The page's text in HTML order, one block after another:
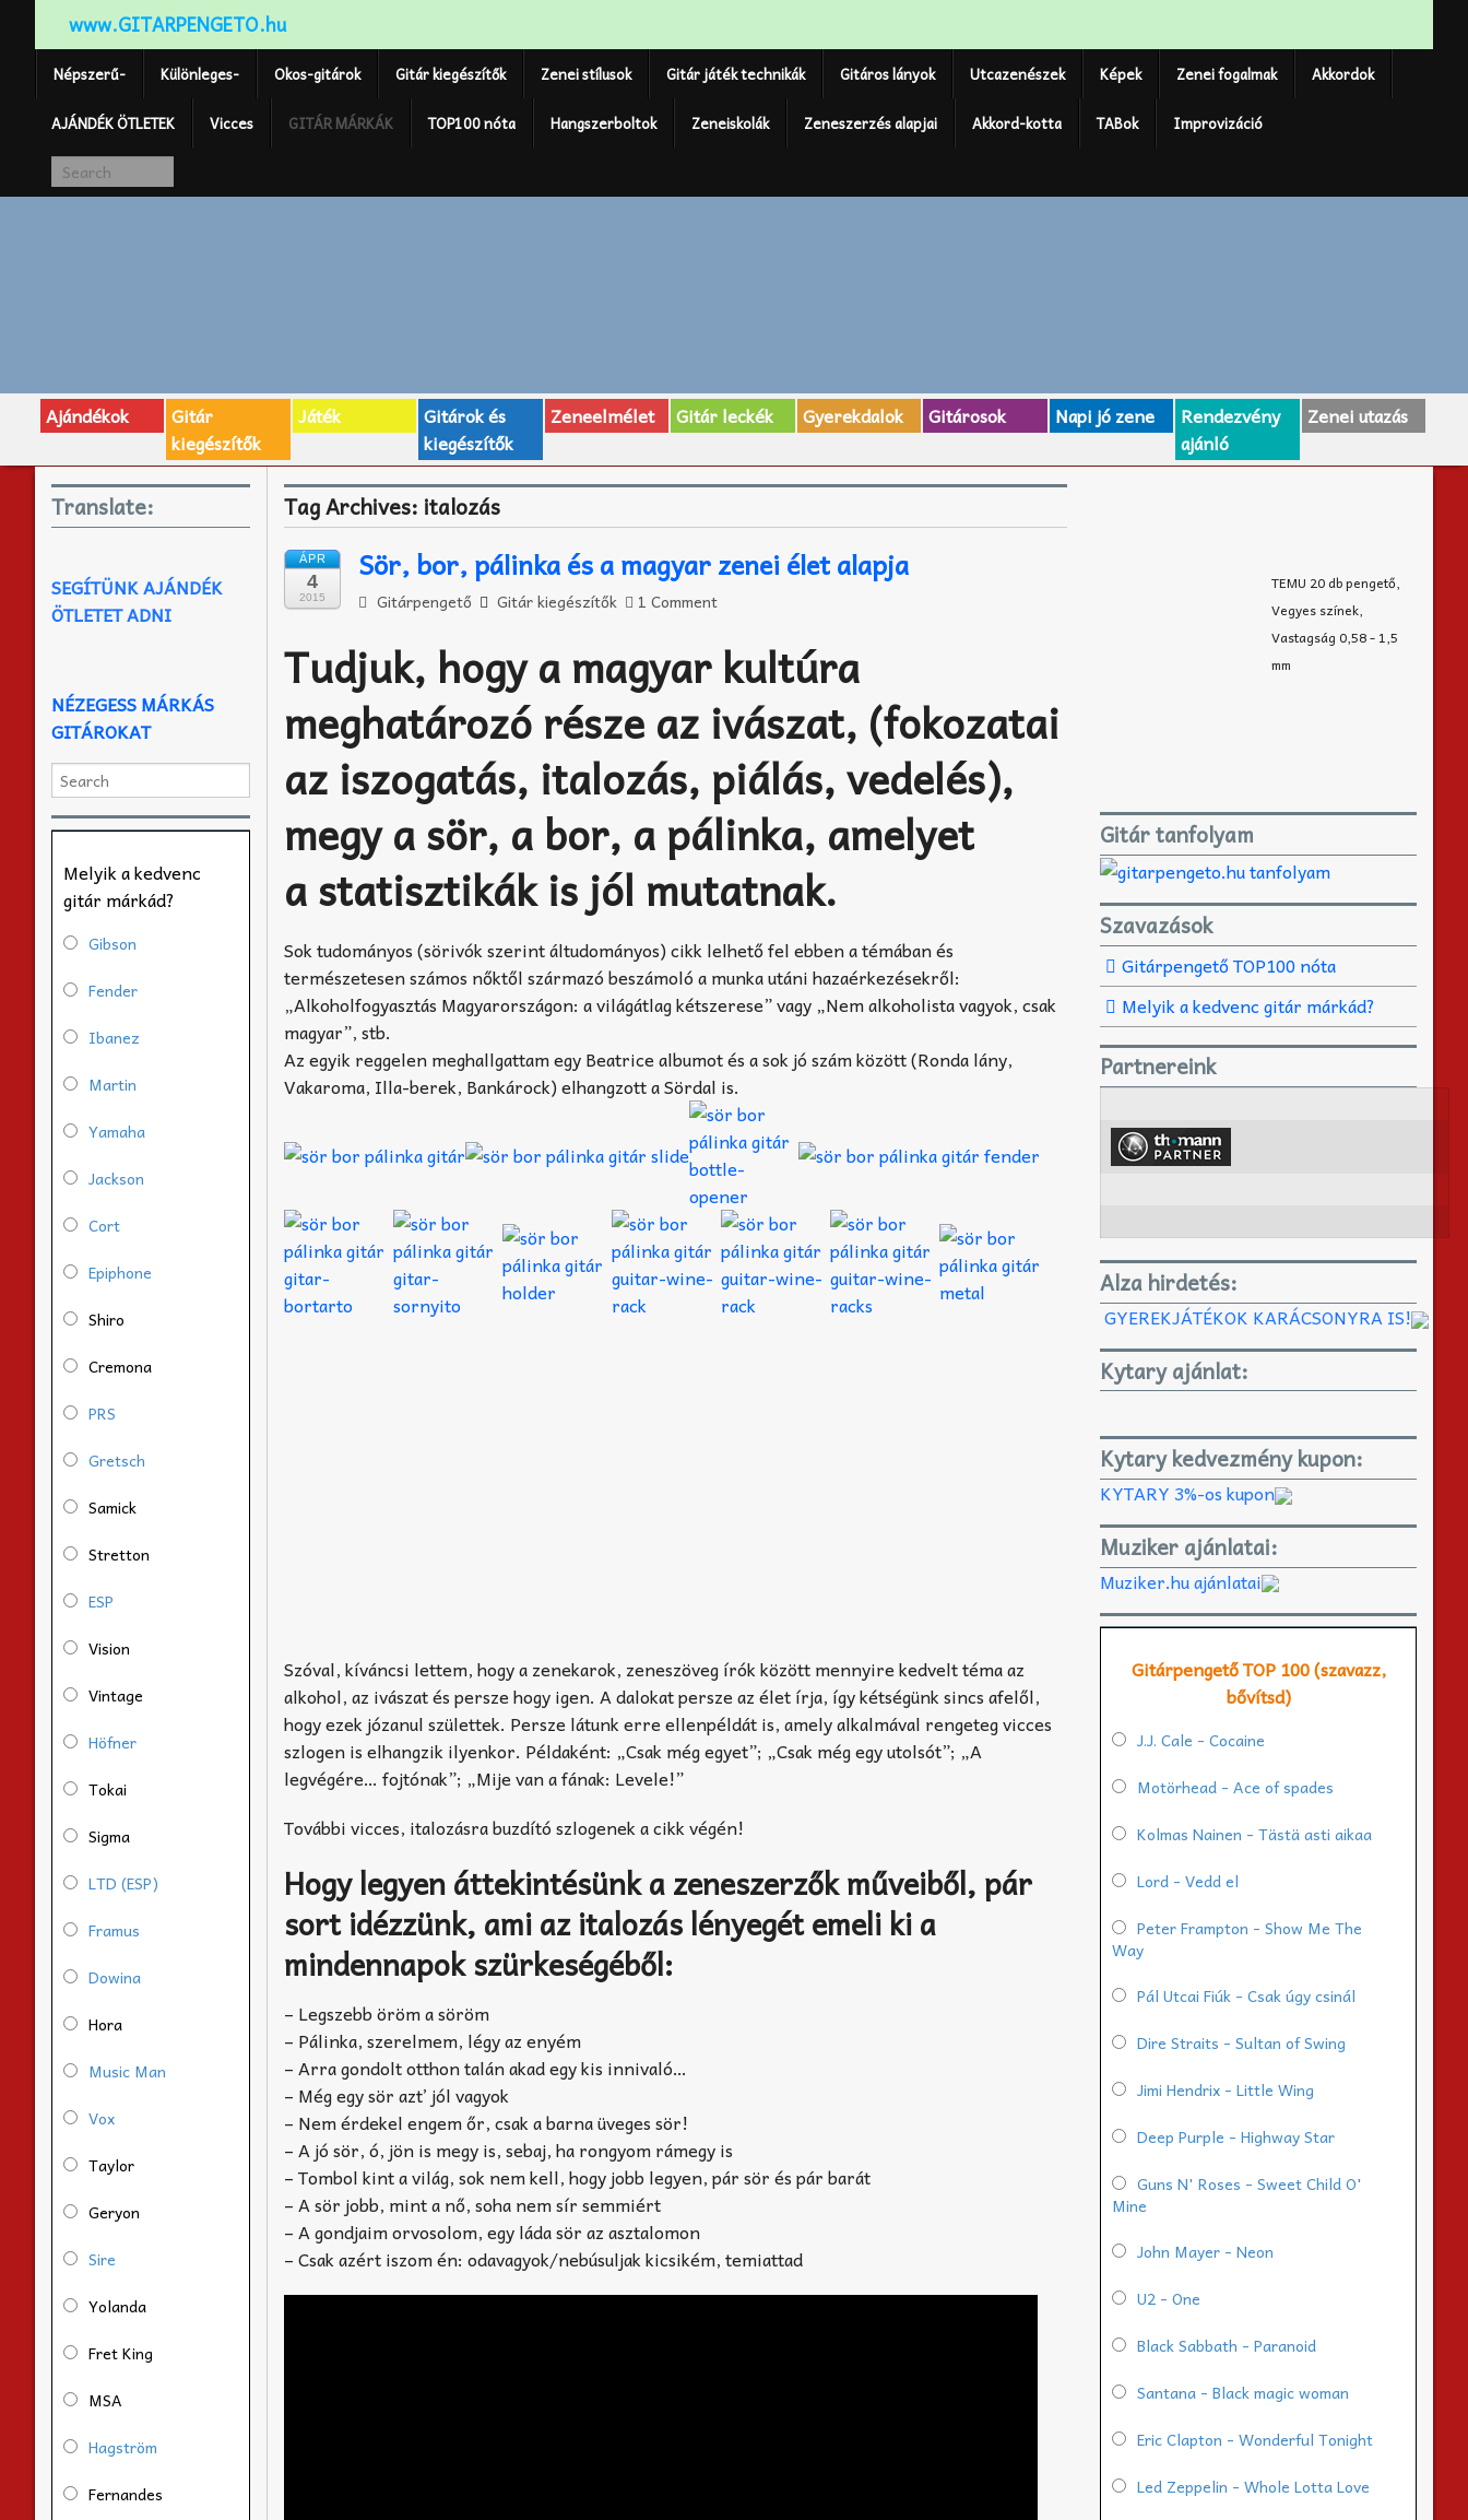
www.GITARPENGETO.hu
Népszerű- Különleges- Okos-gitárok Gitár kiegészítők Zenei stílusok Gitár játék technikák Gitáros lányok Utcazenészek Képek Zenei fogalmak Akkordok
AJÁNDÉK ÖTLETEK Vicces GITÁR MÁRKÁK TOP100 nóta Hangszerboltok Zeneiskolák Zeneszerzés alapjai Akkord-kotta TABok Improvizáció
Ajándékok
Gitár
kiegészítők
Játék
Gitárok és
kiegészítők
Zeneelmélet Gitár leckék Gyerekdalok Gitárosok Napi jó zene
Rendezvény
ajánló
Zenei utazás
Tag Archives: italozás
ÁPR
4
2015
Sör, bor, pálinka és a magyar zenei élet alapja
Gitárpengető Gitár kiegészítők 1 Comment
Tudjuk, hogy a magyar kultúra
meghatározó része az ivászat, (fokozatai
az iszogatás, italozás, piálás, vedelés),
megy a sör, a bor, a pálinka, amelyet
a statisztikák is jól mutatnak.
Sok tudományos (sörivók szerint áltudományos) cikk lelhető fel ebben a témában és
természetesen számos nőktől származó beszámoló a munka utáni hazaérkezésekről:
„Alkoholfogyasztás Magyarországon: a világátlag kétszerese” vagy „Nem alkoholista vagyok, csak
magyar”, stb.
Az egyik reggelen meghallgattam egy Beatrice albumot és a sok jó szám között (Ronda lány,
Vakaroma, Illa-berek, Bankárock) elhangzott a Sördal is.
Szóval, kíváncsi lettem, hogy a zenekarok, zeneszöveg írók között mennyire kedvelt téma az
alkohol, az ivászat és persze hogy igen. A dalokat persze az élet írja, így kétségünk sincs afelől,
hogy ezek józanul születtek. Persze látunk erre ellenpéldát is, amely alkalmával rengeteg vicces
szlogen is elhangzik ilyenkor. Példaként: „Csak még egyet”; „Csak még egy utolsót”; „A
legvégére… fojtónak”; „Mije van a fának: Levele!”
További vicces, italozásra buzdító szlogenek a cikk végén!
Hogy legyen áttekintésünk a zeneszerzők műveiből, pár
sort idézzünk, ami az italozás lényegét emeli ki a
mindennapok szürkeségéből:
– Legszebb öröm a söröm
– Pálinka, szerelmem, légy az enyém
– Arra gondolt otthon talán akad egy kis innivaló…
– Még egy sör azt’ jól vagyok
– Nem érdekel engem őr, csak a barna üveges sör!
– A jó sör, ó, jön is megy is, sebaj, ha rongyom rámegy is
– Tombol kint a világ, sok nem kell, hogy jobb legyen, pár sör és pár barát
– A sör jobb, mint a nő, soha nem sír semmiért
– A gondjaim orvosolom, egy láda sör az asztalomon
– Csak azért iszom én: odavagyok/nebúsuljak kicsikém, temiattad
Translate:
SEGÍTÜNK AJÁNDÉK
ÖTLETET ADNI
NÉZEGESS MÁRKÁS
GITÁROKAT
Melyik a kedvenc
gitár márkád?
Gibson
Fender
Ibanez
Martin
Yamaha
Jackson
Cort
Epiphone
Shiro
Cremona
PRS
Gretsch
Samick
Stretton
ESP
Vision
Vintage
Höfner
Tokai
Sigma
LTD (ESP)
Framus
Dowina
Hora
Music Man
Vox
Taylor
Geryon
Sire
Yolanda
Fret King
MSA
Hagström
Fernandes
TEMU 20 db pengető,
Vegyes színek,
Vastagság 0,58 - 1,5
mm
Gitár tanfolyam
Szavazások
Gitárpengető TOP100 nóta
Melyik a kedvenc gitár márkád?
Partnereink
Alza hirdetés:
GYEREKJÁTÉKOK KARÁCSONYRA IS!
Kytary ajánlat:
Kytary kedvezmény kupon:
KYTARY 3%-os kupon
Muziker ajánlatai:
Muziker.hu ajánlatai
Gitárpengető TOP 100 (szavazz,
bővítsd)
J.J. Cale - Cocaine
Motörhead - Ace of spades
Kolmas Nainen - Tästä asti aikaa
Lord - Vedd el
Peter Frampton - Show Me The
Way
Pál Utcai Fiúk - Csak úgy csinál
Dire Straits - Sultan of Swing
Jimi Hendrix - Little Wing
Deep Purple - Highway Star
Guns N' Roses - Sweet Child O'
Mine
John Mayer - Neon
U2 - One
Black Sabbath - Paranoid
Santana - Black magic woman
Eric Clapton - Wonderful Tonight
Led Zeppelin - Whole Lotta Love